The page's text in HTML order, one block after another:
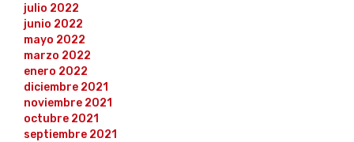
julio 2022
junio 2022
mayo 2022
marzo 2022
enero 2022
diciembre 2021
noviembre 2021
octubre 2021
septiembre 2021